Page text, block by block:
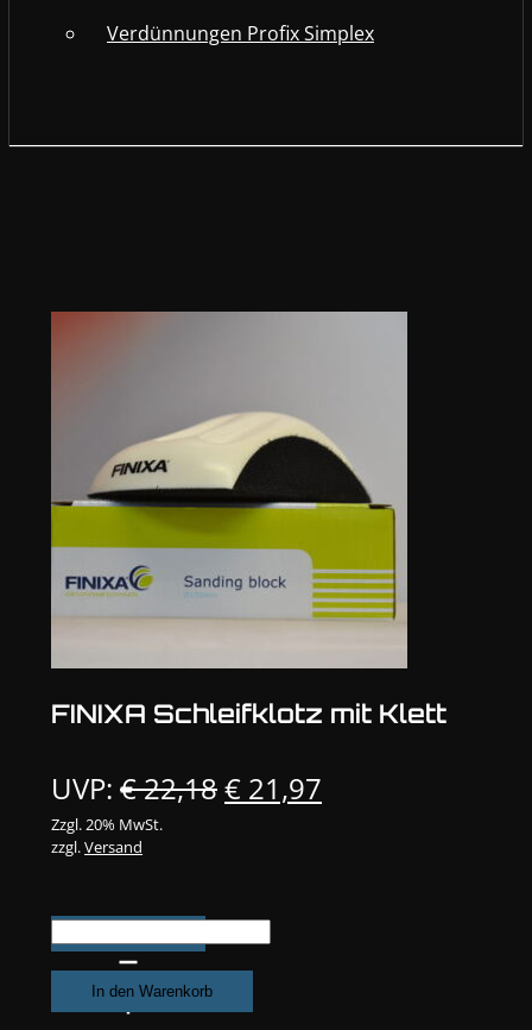
Verdünnungen Profix Simplex
FINIXA Schleifklotz mit Klett
UVP: €22,18Ursprünglicher
€ 22,18
€ 21,97
Zzgl. 20% MwSt.
zzgl.Versand
FINIXA
Schleifklotz
Klett
In den Warenkorb